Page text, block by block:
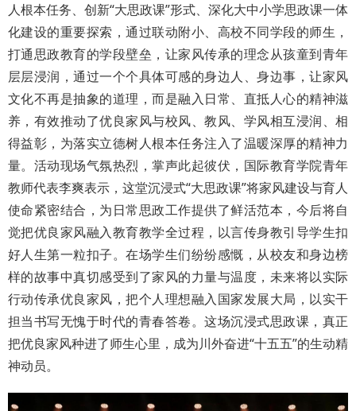
人根本任务、创新“大思政课”形式、深化大中小学思政课一体
化建设的重要探索，通过联动附小、高校不同学段的师生，
打通思政教育的学段壁垒，让家风传承的理念从孩童到青年
层层浸润，通过一个个具体可感的身边人、身边事，让家风
文化不再是抽象的道理，而是融入日常、直抵人心的精神滋
养，有效推动了优良家风与校风、教风、学风相互浸润、相
得益彰，为落实立德树人根本任务注入了温暖深厚的精神力
量。活动现场气氛热烈，掌声此起彼伏，国际教育学院青年
教师代表李爽表示，这堂沉浸式“大思政课”将家风建设与育人
使命紧密结合，为日常思政工作提供了鲜活范本，今后将自
觉把优良家风融入教育教学全过程，以言传身教引导学生扣
好人生第一粒扣子。在场学生们纷纷感慨，从校友和身边榜
样的故事中真切感受到了家风的力量与温度，未来将以实际
行动传承优良家风，把个人理想融入国家发展大局，以实干
担当书写无愧于时代的青春答卷。这场沉浸式思政课，真正
把优良家风种进了师生心里，成为川外奋进“十五五”的生动精
神动员。